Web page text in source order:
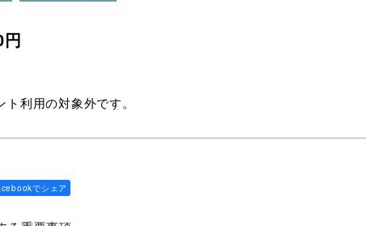
円
利用の対象外です。
でシェア